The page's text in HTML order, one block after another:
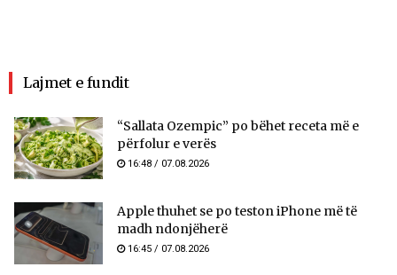
Lajmet e fundit
“Sallata Ozempic” po bëhet receta më e
përfolur e verës
16:48 / 07.08.2026
Apple thuhet se po teston iPhone më të
madh ndonjëherë
16:45 / 07.08.2026